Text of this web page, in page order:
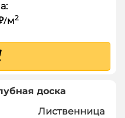
/м2
доска
Лиственница